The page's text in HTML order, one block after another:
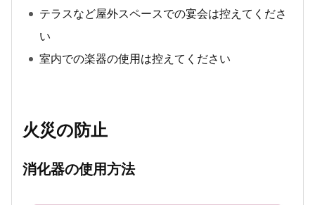
テラスなど屋外スペースでの宴会は控えてくださ
い
室内での楽器の使用は控えてください
火災の防止
消化器の使用方法